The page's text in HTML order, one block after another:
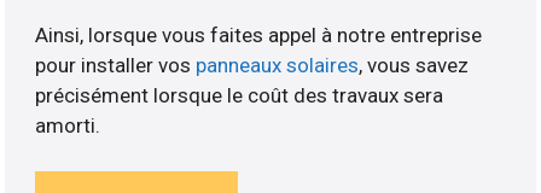
Ainsi, lorsque vous faites appel à notre entreprise
pour installer vos panneaux solaires, vous savez
précisément lorsque le coût des travaux sera
amorti.